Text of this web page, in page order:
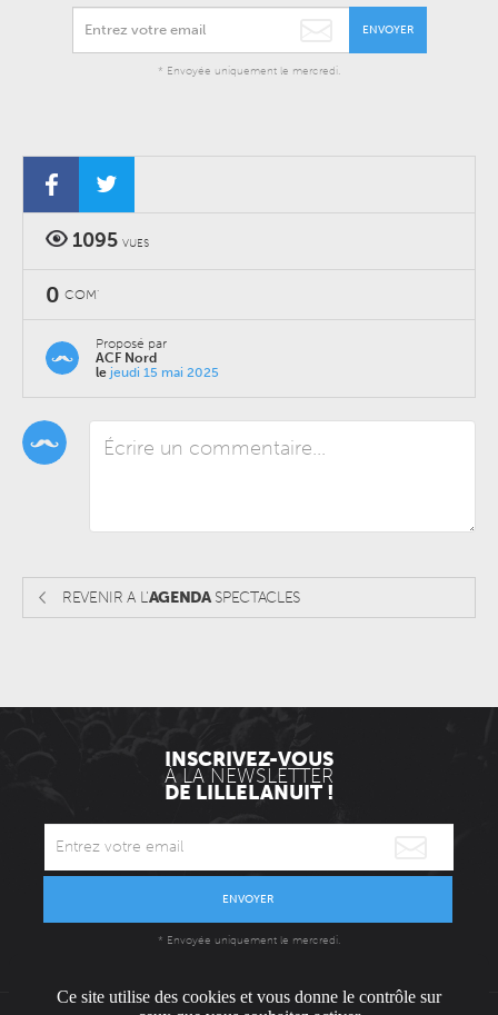
ENVOYER
* Envoyée uniquement le mercredi.
1095 VUES
0 COM'
Proposé par
ACF Nord
le jeudi 15 mai 2025
REVENIR A L'AGENDASPECTACLES
INSCRIVEZ-VOUS
À LA NEWSLETTER
DE LILLELANUIT !
ENVOYER
* Envoyée uniquement le mercredi.
Ce site utilise des cookies et vous donne le contrôle sur